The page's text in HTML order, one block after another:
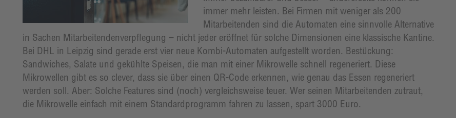
immer mehr leisten. Bei Firmen mit weniger als 200
Mitarbeitenden sind die Automaten eine sinnvolle Alternative
in Sachen Mitarbeitendenverpflegung – nicht jeder eröffnet für solche Dimensionen eine klassische Kantine.
Bei DHL in Leipzig sind gerade erst vier neue Kombi-Automaten aufgestellt worden. Bestückung:
Sandwiches, Salate und gekühlte Speisen, die man mit einer Mikrowelle schnell regeneriert. Diese
Mikrowellen gibt es so clever, dass sie über einen QR-Code erkennen, wie genau das Essen regeneriert
werden soll. Aber: Solche Features sind (noch) vergleichsweise teuer. Wer seinen Mitarbeitenden zutraut,
die Mikrowelle einfach mit einem Standardprogramm fahren zu lassen, spart 3000 Euro.